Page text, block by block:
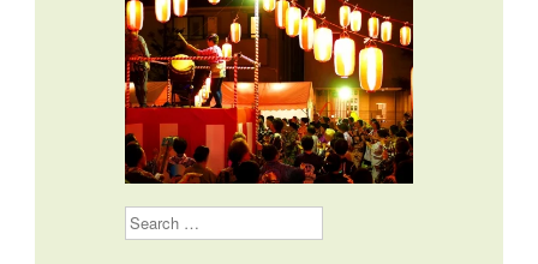
Search